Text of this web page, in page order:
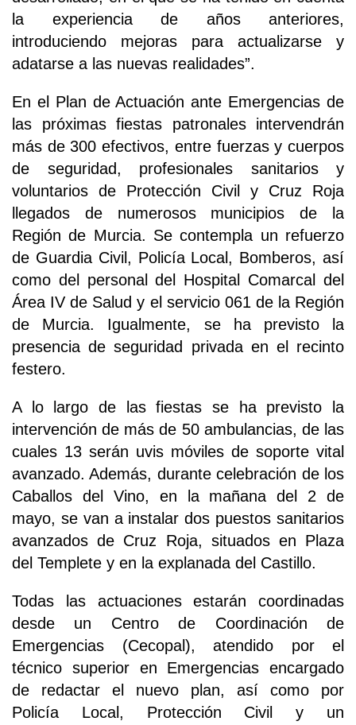
la experiencia de años anteriores,
introduciendo mejoras para actualizarse y
adatarse a las nuevas realidades”.
En el Plan de Actuación ante Emergencias de
las próximas fiestas patronales intervendrán
más de 300 efectivos, entre fuerzas y cuerpos
de seguridad, profesionales sanitarios y
voluntarios de Protección Civil y Cruz Roja
llegados de numerosos municipios de la
Región de Murcia. Se contempla un refuerzo
de Guardia Civil, Policía Local, Bomberos, así
como del personal del Hospital Comarcal del
Área IV de Salud y el servicio 061 de la Región
de Murcia. Igualmente, se ha previsto la
presencia de seguridad privada en el recinto
festero.
A lo largo de las fiestas se ha previsto la
intervención de más de 50 ambulancias, de las
cuales 13 serán uvis móviles de soporte vital
avanzado. Además, durante celebración de los
Caballos del Vino, en la mañana del 2 de
mayo, se van a instalar dos puestos sanitarios
avanzados de Cruz Roja, situados en Plaza
del Templete y en la explanada del Castillo.
Todas las actuaciones estarán coordinadas
desde un Centro de Coordinación de
Emergencias (Cecopal), atendido por el
técnico superior en Emergencias encargado
de redactar el nuevo plan, así como por
Policía Local, Protección Civil y un